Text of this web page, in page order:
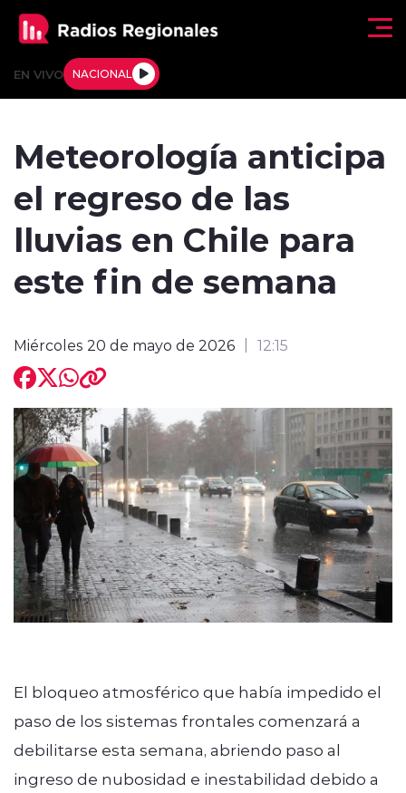
EN VIVO NACIONAL
Tendencias
Deportes
Regiones al Aire
Entrevistas
modo claro
Meteorología anticipa
el regreso de las
lluvias en Chile para
este fin de semana
Miércoles 20 de mayo de 2026 12:15
El bloqueo atmosférico que había impedido el
paso de los sistemas frontales comenzará a
debilitarse esta semana, abriendo paso al
ingreso de nubosidad e inestabilidad debido a